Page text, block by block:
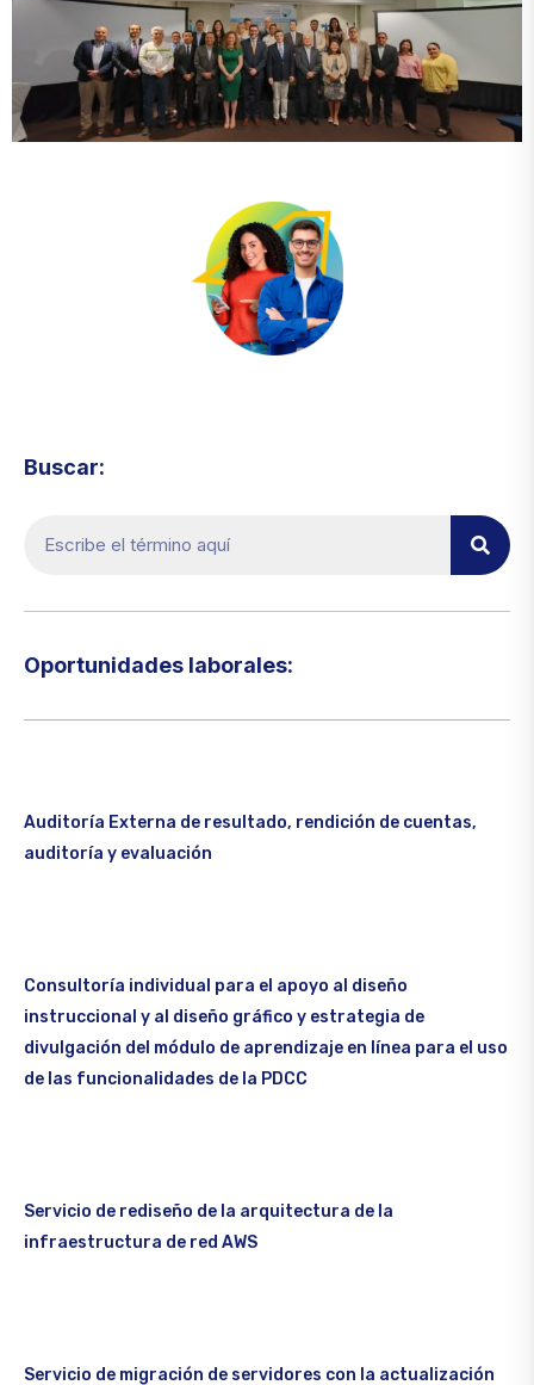
Buscar:
Oportunidades laborales:​
Auditoría Externa de resultado, rendición de cuentas,
auditoría y evaluación
Consultoría individual para el apoyo al diseño
instruccional y al diseño gráfico y estrategia de
divulgación del módulo de aprendizaje en línea para el uso
de las funcionalidades de la PDCC
Servicio de rediseño de la arquitectura de la
infraestructura de red AWS
Servicio de migración de servidores con la actualización